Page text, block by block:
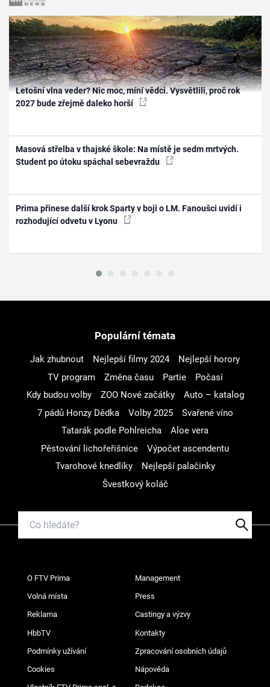
Letošní vlna veder? Nic moc, míní vědci. Vysvětlili, proč rok
2027 bude zřejmě daleko horší
Masová střelba v thajské škole: Na místě je sedm mrtvých.
Student po útoku spáchal sebevraždu
Prima přinese další krok Sparty v boji o LM. Fanoušci uvidí i
rozhodující odvetu v Lyonu
Populární témata
Jak zhubnout Nejlepší filmy 2024
Nejlepší horory
TV program
Změna času Partie
Počasí
Kdy budou volby
ZOO Nové začátky
Auto – katalog
7 pádů Honzy Dědka
Volby 2025
Svařené víno
Tatarák podle Pohlreicha
Aloe vera
Pěstování lichořeřišnice
Výpočet ascendentu
Tvarohové knedlíky
Nejlepší palačinky
Švestkový koláč
O FTV Prima Management
Volná místa Press
Reklama Castingy a výzvy
HbbTV Kontakty
Podmínky užívání Zpracování osobních údajů
Cookies Nápověda